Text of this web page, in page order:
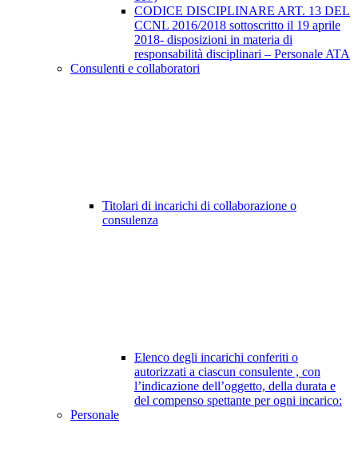
CODICE DISCIPLINARE ART. 13 DEL
CCNL 2016/2018 sottoscritto il 19 aprile
2018- disposizioni in materia di
responsabilità disciplinari – Personale ATA
Consulenti e collaboratori
Titolari di incarichi di collaborazione o
consulenza
Elenco degli incarichi conferiti o
autorizzati a ciascun consulente , con
l’indicazione dell’oggetto, della durata e
del compenso spettante per ogni incarico:
Personale